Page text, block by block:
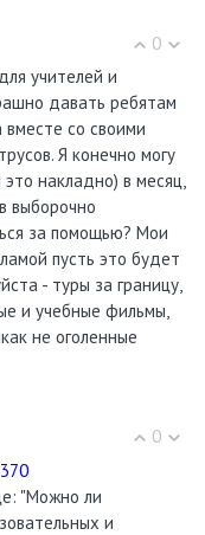
0
учителей и
давать ребятам
со своими
Я конечно могу
накладно) в месяц,
выборочно
за помощью? Мои
пусть это будет
- туры за границу,
и учебные фильмы,
не оголенные
0
"Можно ли
и